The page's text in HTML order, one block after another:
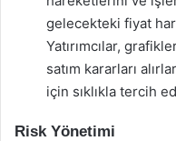
gelecekteki fiyat
Yatırımcılar,
satım kararları
için sıklıkla tercih
Risk Yönetimi